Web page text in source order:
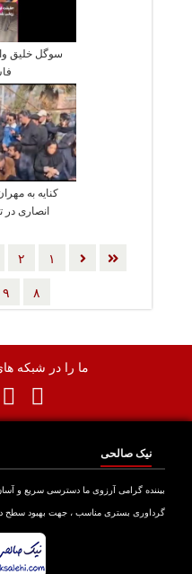
سوگل خلیق
کنایه به
انصاری در
١ ٢
٨ ٩
ما را در شبکه
نیک صالحی
بیننده گرامی آرزوی ما دسترسی سریع و
گرداوری بستری مناسب ، جهت بهبود سطح